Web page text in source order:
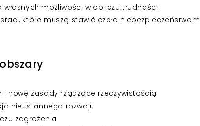
możliwości w obliczu trudności
które muszą stawić czoła niebezpieczeństwom
i nowe zasady rządzące rzeczywistością
nieustannego rozwoju
zagrożenia